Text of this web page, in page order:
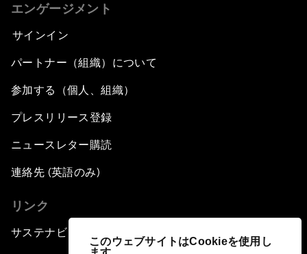
このウェブサイトはCookieを使用し
エンゲージメント
サインイン
パートナー（組織）について
参加する（個人、組織）
プレスリリース登録
ニュースレター購読
連絡先 (英語のみ)
リンク
サステナビリティへの取り組み